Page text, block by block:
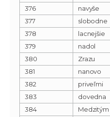
376
navyše
377
slobodne
378
lacnejšie
379
nadol
380
Zrazu
381
nanovo
382
priveľmi
383
dovedna
384
Medzitým